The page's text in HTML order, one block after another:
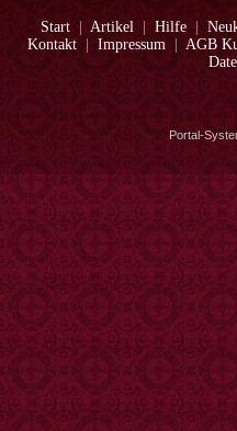
Start Artikel Hilfe
Kontakt
Impressum AGB
Portal-